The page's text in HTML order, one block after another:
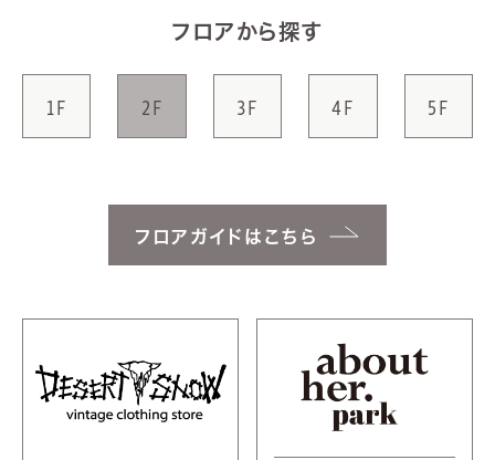
フロアから探す
1F 2F 3F 4F 5F
フロアガイドはこちら